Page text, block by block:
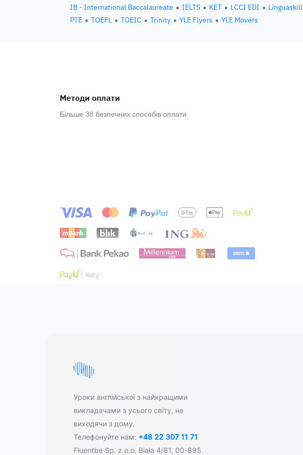
IB - International Baccalaureate
IELTS KET LCCI EDI Linguaskill
PTE
TOEFL TOEIC Trinity YLE Flyers YLE Movers
Методи оплати
Більше 38 безпечних способів оплати
Уроки англійської з найкращими
викладачами з усього світу, не
виходячи з дому.
Телефонуйте нам: +48 22 307 11 71
Fluentbe Sp. z o.o. Biała 4/81, 00-895